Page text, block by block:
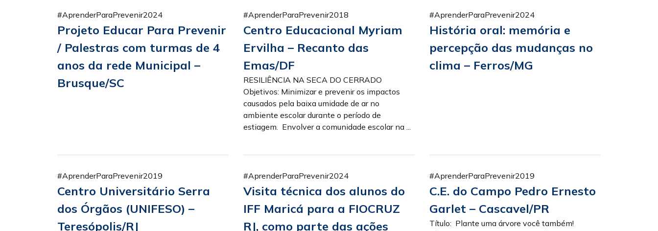
#AprenderParaPrevenir2024
Projeto Educar Para Prevenir
/ Palestras com turmas de 4
anos da rede Municipal –
Brusque/SC
#AprenderParaPrevenir2018
Centro Educacional Myriam
Ervilha – Recanto das
Emas/DF
RESILIÊNCIA NA SECA DO CERRADO
Objetivos: Minimizar e prevenir os impactos
causados pela baixa umidade de ar no
ambiente escolar durante o período de
estiagem. Envolver a comunidade escolar na ...
#AprenderParaPrevenir2024
História oral: memória e
percepção das mudanças no
clima – Ferros/MG
#AprenderParaPrevenir2019
Centro Universitário Serra
dos Órgãos (UNIFESO) –
Teresópolis/RJ
#AprenderParaPrevenir2024
Visita técnica dos alunos do
IFF Maricá para a FIOCRUZ
RJ, como parte das ações
#AprenderParaPrevenir2019
C.E. do Campo Pedro Ernesto
Garlet – Cascavel/PR
Título: Plante uma árvore você também!